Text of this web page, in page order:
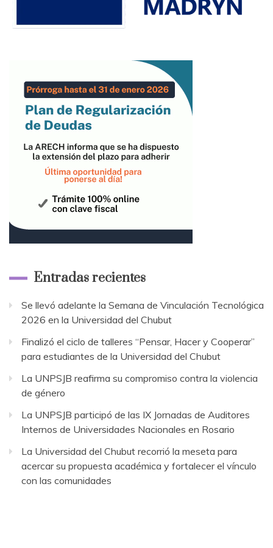
Entradas recientes
Se llevó adelante la Semana de Vinculación Tecnológica
2026 en la Universidad del Chubut
Finalizó el ciclo de talleres “Pensar, Hacer y Cooperar”
para estudiantes de la Universidad del Chubut
La UNPSJB reafirma su compromiso contra la violencia
de género
La UNPSJB participó de las IX Jornadas de Auditores
Internos de Universidades Nacionales en Rosario
La Universidad del Chubut recorrió la meseta para
acercar su propuesta académica y fortalecer el vínculo
con las comunidades